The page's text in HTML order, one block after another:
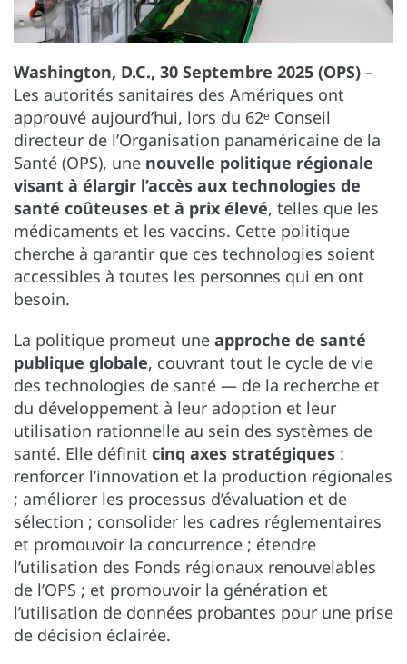
Washington, D.C., 30 Septembre 2025 (OPS) –
Les autorités sanitaires des Amériques ont
approuvé aujourd’hui, lors du 62ᵉ Conseil
directeur de l’Organisation panaméricaine de la
Santé (OPS), une nouvelle politique régionale
visant à élargir l’accès aux technologies de
santé coûteuses et à prix élevé, telles que les
médicaments et les vaccins. Cette politique
cherche à garantir que ces technologies soient
accessibles à toutes les personnes qui en ont
besoin.
La politique promeut une approche de santé
publique globale, couvrant tout le cycle de vie
des technologies de santé — de la recherche et
du développement à leur adoption et leur
utilisation rationnelle au sein des systèmes de
santé. Elle définit cinq axes stratégiques :
renforcer l’innovation et la production régionales
; améliorer les processus d’évaluation et de
sélection ; consolider les cadres réglementaires
et promouvoir la concurrence ; étendre
l’utilisation des Fonds régionaux renouvelables
de l’OPS ; et promouvoir la génération et
l’utilisation de données probantes pour une prise
de décision éclairée.